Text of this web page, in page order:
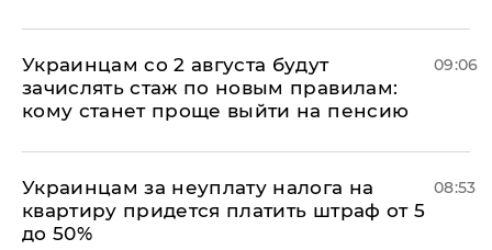
Украинцам со 2 августа будут
зачислять стаж по новым правилам:
кому станет проще выйти на пенсию
09:06
Украинцам за неуплату налога на
квартиру придется платить штраф от 5
до 50%
08:53